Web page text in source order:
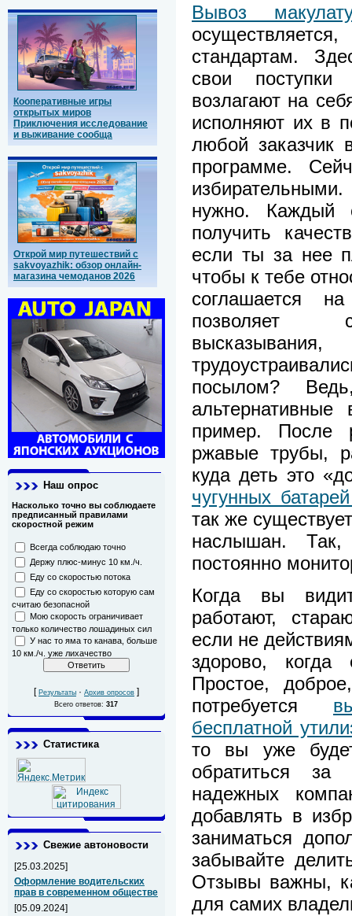
Кооперативные игры
открытых миров
Приключения исследование
и выживание сообща
Открой мир путешествий с
sakvoyazhik: обзор онлайн-
магазина чемоданов 2026
Наш опрос
Насколько точно вы соблюдаете
предписанный правилами
скоростной режим
Всегда соблюдаю точно
Держу плюс-минус 10 км./ч.
Еду со скоростью потока
Еду со скоростью которую сам
считаю безопасной
Мою скорость ограничивает
только количество лошадиных сил
У нас то яма то канава, больше
10 км./ч. уже лихачество
[ Результаты · Архив опросов ]
Всего ответов:317
Статистика
Свежие автоновости
[25.03.2025]
Оформление водительских
прав в современном обществе
[05.09.2024]
Вывоз
стандартам.
свои
возлагают на
исполняют их в
любой заказчик
программе.
нужно. Каждый
получить
если ты за нее
чтобы к тебе
соглашается
позволяет
посылом?
пример. После
ржавые трубы,
куда деть это
чугунных
так же
наслышан.
постоянно
Когда вы
работают,
если не
здорово, когда
Простое,
потребуется
бесплатной
то вы уже
обратиться за
надежных
добавлять в
заниматься
забывайте
Отзывы важны,
для самих